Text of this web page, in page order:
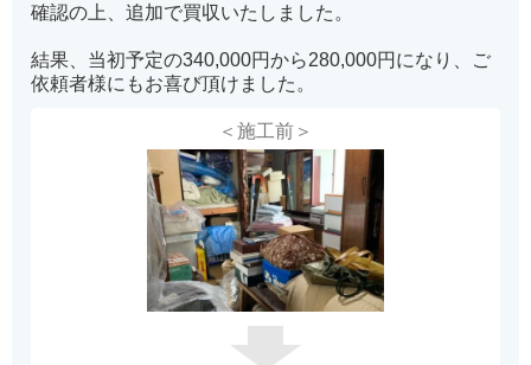
確認の上、追加で買収いたしました。
結果、当初予定の340,000円から280,000円になり、ご
依頼者様にもお喜び頂けました。
＜施工前＞